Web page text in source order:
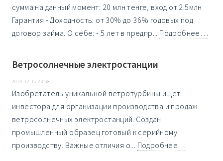
сумма на данный момент: 20 млн тенге, вход от 2.5млн
Гарантия - Доходность: от 30% до 36% годовых под
договор займа. О себе: - 5 лет в предпр... Подробнее…
Ветросолнечные электростанции
2023-12-17 23:58
Изобретатель уникальной ветротурбины ищет
инвестора для организации производства и продаж
ветросолнечных электростанций. Создан
промышленный образец готовый к серийному
производству. Важные отличия о... Подробнее…